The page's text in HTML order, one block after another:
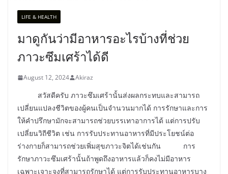
LIFE & HEALTH
มาดูกันว่ามีอาหารอะไรบ้างที่ช่วย
ภาวะซึมเศร้าได้ดี
August 12, 2024 Akiraz
สวัสดีครับ ภาวะซึมเศร้านั้นส่งผลกระทบและสามารถ
เปลี่ยนแปลงชีวิตของผู้คนเป็นจำนวนมากได้ การรักษาและการ
ให้คำปรึกษามักจะสามารถช่วยบรรเทาอาการได้ แต่การปรับ
เปลี่ยนวิถีชีวิต เช่น การรับประทานอาหารที่มีประโยชน์ต่อ
ร่างกายก็สามารถช่วยเพิ่มสุขภาวะจิตได้เช่นกัน การ
รักษาภาวะซึมเศร้านั้นถ้าพูดถึงอาหารแล้วก็คงไม่มีอาหาร
เฉพาะเจาะจงที่สามารถรักษาได้ แต่การรับประทานอาหารบาง